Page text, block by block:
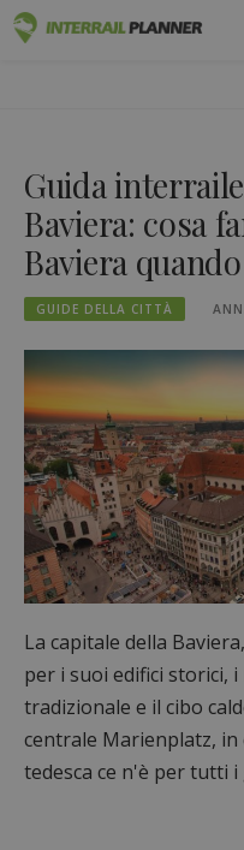
Viaggi
Blog
Guide dei Paesi
Accedi
Guida
Baviera: cosa
Baviera
GUIDE DELLA CITTÀ
La capitale della Baviera,
per i suoi edifici storici,
tradizionale e il cibo
centrale Marienplatz,
tedesca ce n'è per tutti i